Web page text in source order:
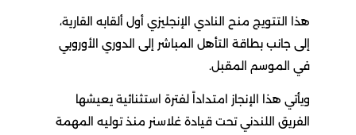
هذا التتويج منح النادي الإنجليزي أول ألقابه القارية،
إلى جانب بطاقة التأهل المباشر إلى الدوري الأوروبي
في الموسم المقبل.
ويأتي هذا الإنجاز امتداداً لفترة استثنائية يعيشها
الفريق اللندني تحت قيادة غلاسنر منذ توليه المهمة